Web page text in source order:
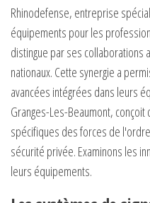
Rhinodefense, entreprise
équipements pour les
distingue par ses collaborations
nationaux. Cette synergie a
avancées intégrées dans leurs
Granges-Les-Beaumont,
spécifiques des forces de
sécurité privée. Examinons les
leurs équipements.